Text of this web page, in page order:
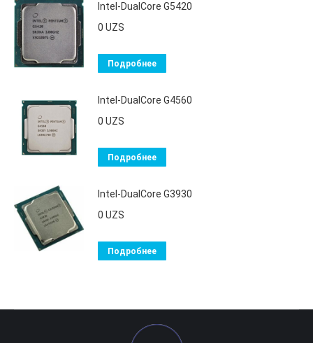
Intel-DualCore G5420
0 UZS
Подробнее
Intel-DualCore G4560
0 UZS
Подробнее
Intel-DualCore G3930
0 UZS
Подробнее